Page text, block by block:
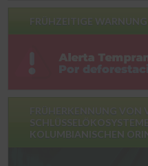
FRÜHZEITIGE
KOLUMBIANISCHEN